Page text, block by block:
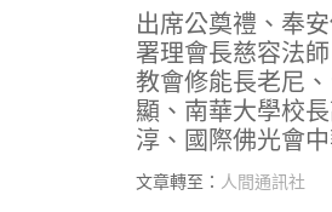
出席公奠禮、奉
署理會長慈容法
教會修能長老尼
顯、南華大學校
淳、國際佛光會
文章轉至： 人間通訊社